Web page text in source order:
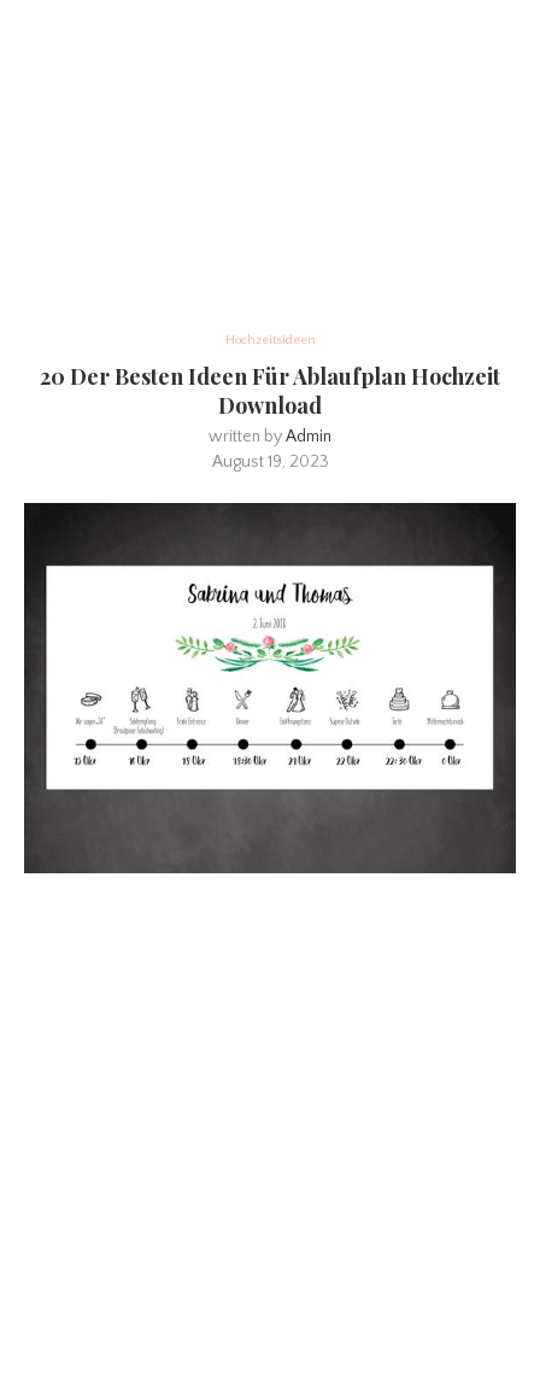
Hochzeitsideen
20 Der Besten Ideen Für Ablaufplan Hochzeit
Download
written byAdmin
August 19, 2023